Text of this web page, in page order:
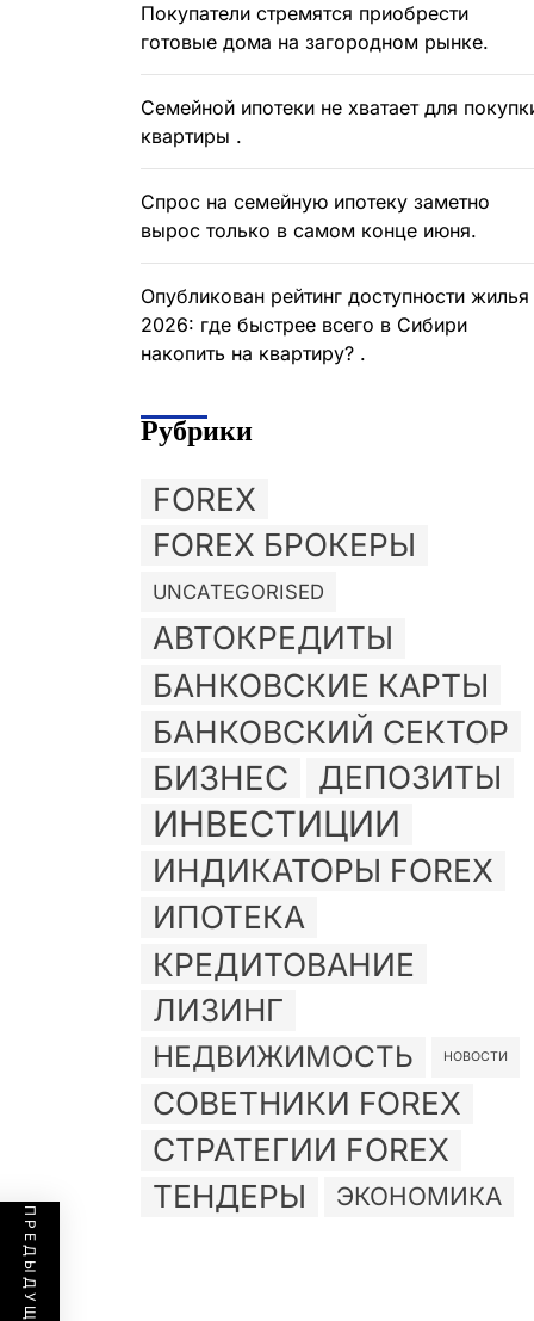
Покупатели стремятся приобрести
готовые дома на загородном рынке.
Семейной ипотеки не хватает для
квартиры .
Спрос на семейную ипотеку заметно
вырос только в самом конце июня.
Опубликован рейтинг доступности жилья
2026: где быстрее всего в Сибири
накопить на квартиру? .
Рубрики
FOREX
FOREX БРОКЕРЫ
UNCATEGORISED
АВТОКРЕДИТЫ
БАНКОВСКИЕ КАРТЫ
БАНКОВСКИЙ СЕКТОР
БИЗНЕС ДЕПОЗИТЫ
ИНВЕСТИЦИИ
ИНДИКАТОРЫ FOREX
ИПОТЕКА
КРЕДИТОВАНИЕ
ЛИЗИНГ
НЕДВИЖИМОСТЬ НОВОСТИ
СОВЕТНИКИ FOREX
СТРАТЕГИИ FOREX
ТЕНДЕРЫ
ЭКОНОМИКА